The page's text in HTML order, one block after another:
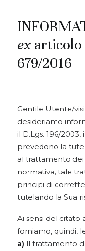
ex articolo
679/2016
Gentile Utente/
desideriamo
il D.Lgs. 196/
prevedono la
al trattamento dei
normativa, tale
principi di
tutelando la Sua
Ai sensi del citato
forniamo, quindi,
a) Il trattamento